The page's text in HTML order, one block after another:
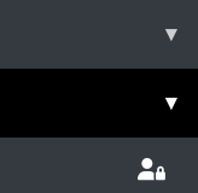
▾
▾